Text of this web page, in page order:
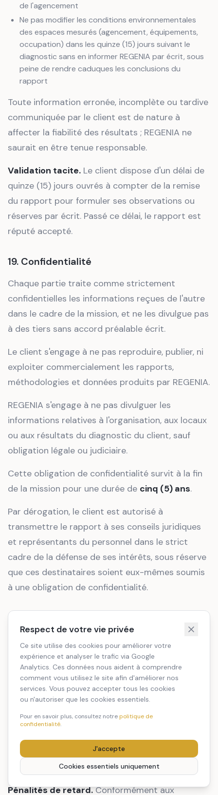
de l'agencement
Ne pas modifier les conditions environnementales
des espaces mesurés (agencement, équipements,
occupation) dans les quinze (15) jours suivant le
diagnostic sans en informer REGENIA par écrit, sous
peine de rendre caduques les conclusions du
rapport
Toute information erronée, incomplète ou tardive
communiquée par le client est de nature à
affecter la fiabilité des résultats ; REGENIA ne
saurait en être tenue responsable.
Validation tacite. Le client dispose d'un délai de
quinze (15) jours ouvrés à compter de la remise
du rapport pour formuler ses observations ou
réserves par écrit. Passé ce délai, le rapport est
réputé accepté.
19. Confidentialité
Chaque partie traite comme strictement
confidentielles les informations reçues de l'autre
dans le cadre de la mission, et ne les divulgue pas
à des tiers sans accord préalable écrit.
Le client s'engage à ne pas reproduire, publier, ni
exploiter commercialement les rapports,
méthodologies et données produits par REGENIA.
REGENIA s'engage à ne pas divulguer les
informations relatives à l'organisation, aux locaux
ou aux résultats du diagnostic du client, sauf
obligation légale ou judiciaire.
Cette obligation de confidentialité survit à la fin
de la mission pour une durée de cinq (5) ans.
Par dérogation, le client est autorisé à
transmettre le rapport à ses conseils juridiques
et représentants du personnel dans le strict
cadre de la défense de ses intérêts, sous réserve
que ces destinataires soient eux-mêmes soumis
à une obligation de confidentialité.
20. Conditions financières et pénalités de
retard
Les tarifs des prestations sont communiqués sur
devis. Sauf mention contraire, les prix sont
exprimés en euros hors taxes (HT). La TVA
applicable est celle en vigueur au jour de la
facturation.
Les factures sont payables à trente (30) jours à
compter de la date d'émission, sauf conditions
particulières convenues par écrit.
Pénalités de retard.Conformément aux
Respect de votre vie privée
Ce site utilise des cookies pour améliorer votre
expérience et analyser le trafic via Google
Analytics. Ces données nous aident à comprendre
comment vous utilisez le site afin d'améliorer nos
services. Vous pouvez accepter tous les cookies
ou n'autoriser que les cookies essentiels.
Pour en savoir plus, consultez notre politique de
confidentialité.
J'accepte
Cookies essentiels uniquement